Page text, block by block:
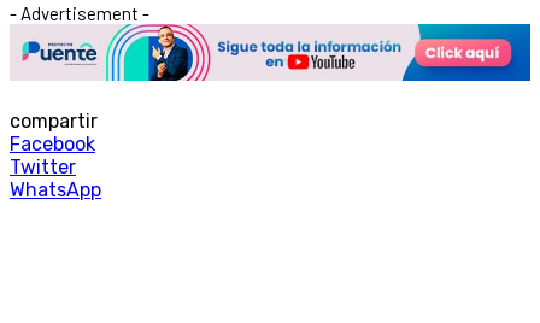
- Advertisement -
compartir
Facebook
Twitter
WhatsApp